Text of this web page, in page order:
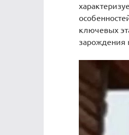
ключевых
зарождения